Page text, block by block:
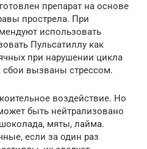
препарат на основе
прострела. При
использовать
Пульсатиллу как
при нарушении цикла
сбои вызваны стрессом.
воздействие. Но
быть нейтрализовано
мяты, лайма.
если за один раз